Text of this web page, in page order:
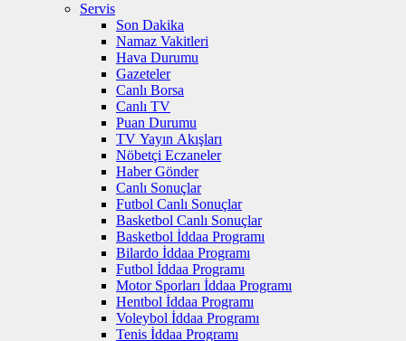
Servis
Son Dakika
Namaz Vakitleri
Hava Durumu
Gazeteler
Canlı Borsa
Canlı TV
Puan Durumu
TV Yayın Akışları
Nöbetçi Eczaneler
Haber Gönder
Canlı Sonuçlar
Futbol Canlı Sonuçlar
Basketbol Canlı Sonuçlar
Basketbol İddaa Programı
Bilardo İddaa Programı
Futbol İddaa Programı
Motor Sporları İddaa Programı
Hentbol İddaa Programı
Voleybol İddaa Programı
Tenis İddaa Programı